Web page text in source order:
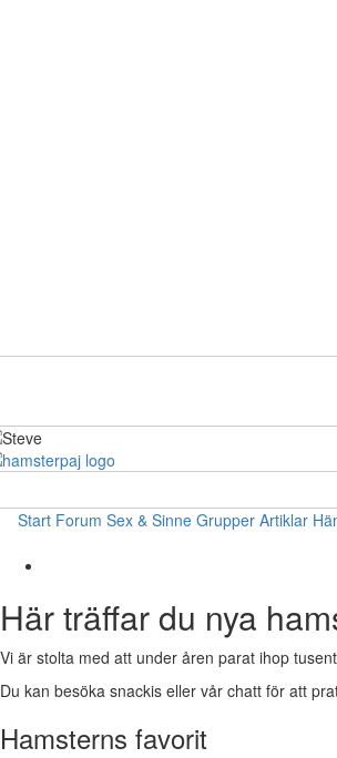
Start Forum Sex & Sinne Grupper Artiklar
Här träffar du nya
Vi är stolta med att under åren parat ihop
Du kan besöka snackis eller vår chatt för att
Hamsterns favorit